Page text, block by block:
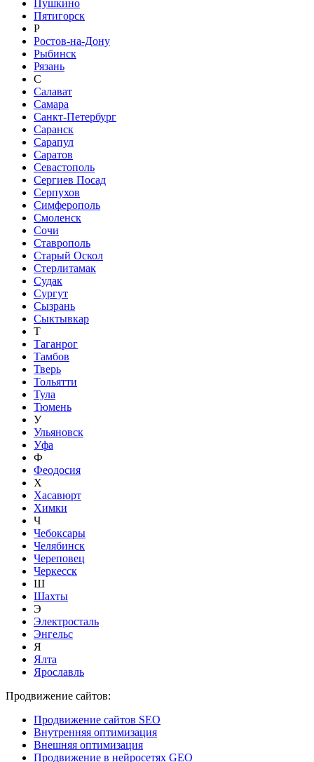
Пушкино
Пятигорск
Р
Ростов-на-Дону
Рыбинск
Рязань
С
Салават
Самара
Санкт-Петербург
Саранск
Сарапул
Саратов
Севастополь
Сергиев Посад
Серпухов
Симферополь
Смоленск
Сочи
Ставрополь
Старый Оскол
Стерлитамак
Судак
Сургут
Сызрань
Сыктывкар
Т
Таганрог
Тамбов
Тверь
Тольятти
Тула
Тюмень
У
Ульяновск
Уфа
Ф
Феодосия
Х
Хасавюрт
Химки
Ч
Чебоксары
Челябинск
Череповец
Черкесск
Ш
Шахты
Э
Электросталь
Энгельс
Я
Ялта
Ярославль
Продвижение сайтов:
Продвижение сайтов SEO
Внутренняя оптимизация
Внешняя оптимизация
Продвижение в нейросетях GEO